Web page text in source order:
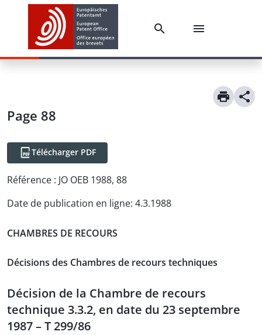
Page 88
Télécharger PDF
Référence : JO OEB 1988, 88
Date de publication en ligne: 4.3.1988
CHAMBRES DE RECOURS
Décisions des Chambres de recours techniques
Décision de la Chambre de recours
technique 3.3.2, en date du 23 septembre
1987 – T 299/86